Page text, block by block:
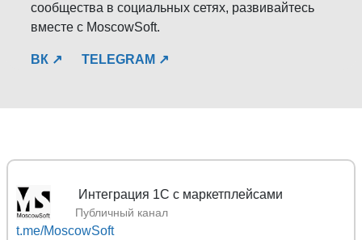
сообщества в социальных сетях, развивайтесь
вместе с MoscowSoft.
ВК ↗ TELEGRAM ↗
Публичный канал
t.me/MoscowSoft